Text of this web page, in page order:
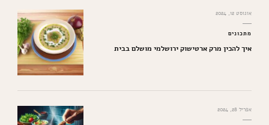
אוגוסט 12, 2024
מתכונים
איך להכין מרק ארטישוק ירושלמי מושלם בבית
אפריל 28, 2024